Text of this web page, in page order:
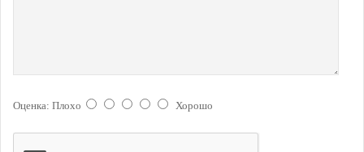
Оценка: Плохо Хорошо